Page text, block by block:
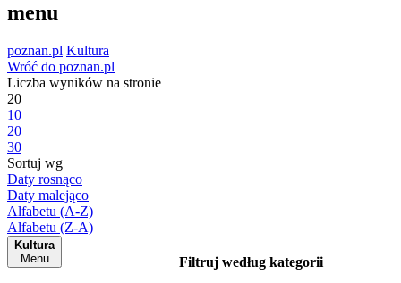
menu
poznan.pl Kultura
Wróć do poznan.pl
Liczba wyników na stronie
20
10
20
30
Sortuj wg
Daty rosnąco
Daty malejąco
Alfabetu (A-Z)
Alfabetu (Z-A)
Kultura
Menu
Filtruj według kategorii